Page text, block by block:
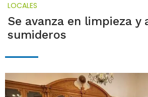
LOCALES
Se avanza en limpieza y
sumideros